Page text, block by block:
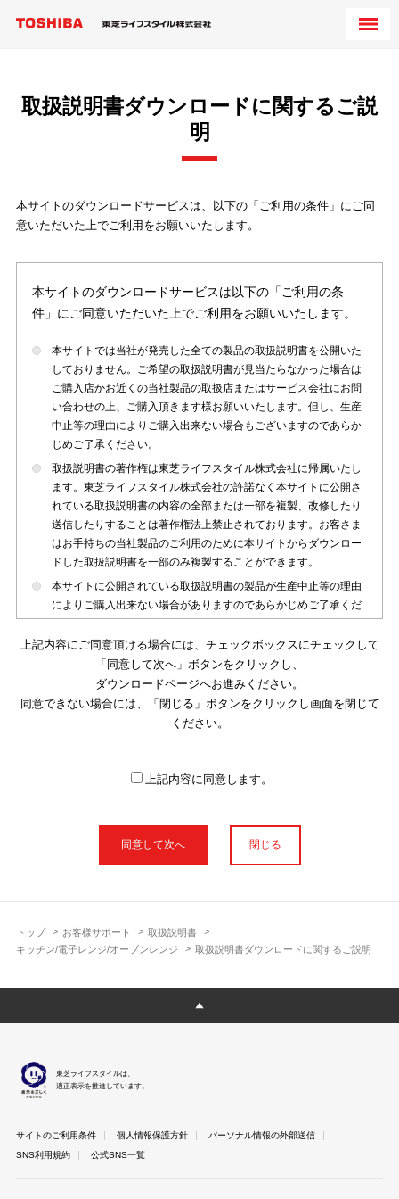
トップ お客様サポート
取扱説明書
キッチン/電子レンジ/オーブンレンジ
取扱説明書ダウンロードに関するご説明
取扱説明書ダウンロードに関するご説
明
本サイトのダウンロードサービスは、以下の「ご利用の条件」にご同
意いただいた上でご利用をお願いいたします。
本サイトのダウンロードサービスは以下の「ご利用の条
件」にご同意いただいた上でご利用をお願いいたします。
本サイトでは当社が発売した全ての製品の取扱説明書を公開いた
しておりません。ご希望の取扱説明書が見当たらなかった場合は
ご購入店かお近くの当社製品の取扱店またはサービス会社にお問
い合わせの上、ご購入頂きます様お願いいたします。但し、生産
中止等の理由によりご購入出来ない場合もございますのであらか
じめご了承ください。
取扱説明書の著作権は東芝ライフスタイル株式会社に帰属いたし
ます。東芝ライフスタイル株式会社の許諾なく本サイトに公開さ
れている取扱説明書の内容の全部または一部を複製、改修したり
送信したりすることは著作権法上禁止されております。お客さま
はお手持ちの当社製品のご利用のために本サイトからダウンロー
ドした取扱説明書を一部のみ複製することができます。
本サイトに公開されている取扱説明書の製品が生産中止等の理由
によりご購入出来ない場合がありますのであらかじめご了承くだ
本サイトに公開されている取扱説明書は、製品が発売された時点
のものを掲載しております。従いまして本サイトに掲載されてい
る取扱説明書の記載内容とお客さまがお持ちの製品の仕様がその
後のマイナーチェンジ等で変更になる場合がございます。本サイ
トに公開されている取扱説明書の内容とお手持ちの製品の仕様に
使用上のご注意や安全上のご注意、また測定基準や数値等は取扱
説明書が作成された時点での基準に応じた内容となっております
明書以外の印刷物が同梱されている場合がありますが、本サイト
ではそれらを全て公開しておりませんのであらかじめご了承くだ
本サイトのサービスは予告なく中止または内容を変更する場合が
ございますのであらかじめご了承ください。
さま以外からのお問い合わせにはお答えできない場合があります
のであらかじめご了承ください。
上記内容にご同意頂ける場合には、チェックボックスにチェックして
「同意して次へ」ボタンをクリックし、
ダウンロードページへお進みください。
同意できない場合には、「閉じる」ボタンをクリックし画面を閉じて
ください。
上記内容に同意します。
閉じる
東芝ライフスタイルは、
適正表示を推進しています。
サイトのご利用条件 個人情報保護方針
パーソナル情報の外部送信
SNS利用規約
公式SNS一覧